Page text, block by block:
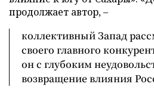
продолжает автор, –
коллективный Запад
своего главного
он с глубоким
возвращение влияния